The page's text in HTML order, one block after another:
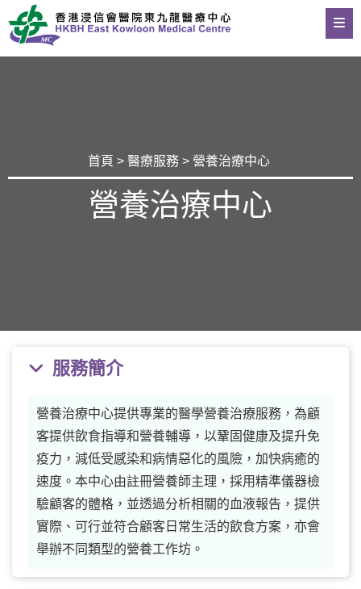
首頁 > 醫療服務> 營養治療中心
營養治療中心
服務簡介
營養治療中心提供專業的醫學營養治療服務，為顧
客提供飲食指導和營養輔導，以鞏固健康及提升免
疫力，減低受感染和病情惡化的風險，加快病癒的
速度。本中心由註冊營養師主理，採用精準儀器檢
驗顧客的體格，並透過分析相關的血液報告，提供
實際、可行並符合顧客日常生活的飲食方案，亦會
舉辦不同類型的營養工作坊。